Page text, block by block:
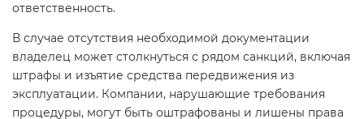
ответственность.
В случае отсутствия необходимой документации
владелец может столкнуться с рядом санкций, включая
штрафы и изъятие средства передвижения из
эксплуатации. Компании, нарушающие требования
процедуры, могут быть оштрафованы и лишены права